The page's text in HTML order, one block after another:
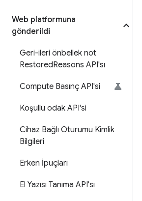
Web platformuna
gönderildi
Geri-ileri önbellek not
RestoredReasons API'sı
Compute Basınç API'si
Koşullu odak API'si
Cihaz Bağlı Oturumu Kimlik
Bilgileri
Erken İpuçları
El Yazısı Tanıma API'sı